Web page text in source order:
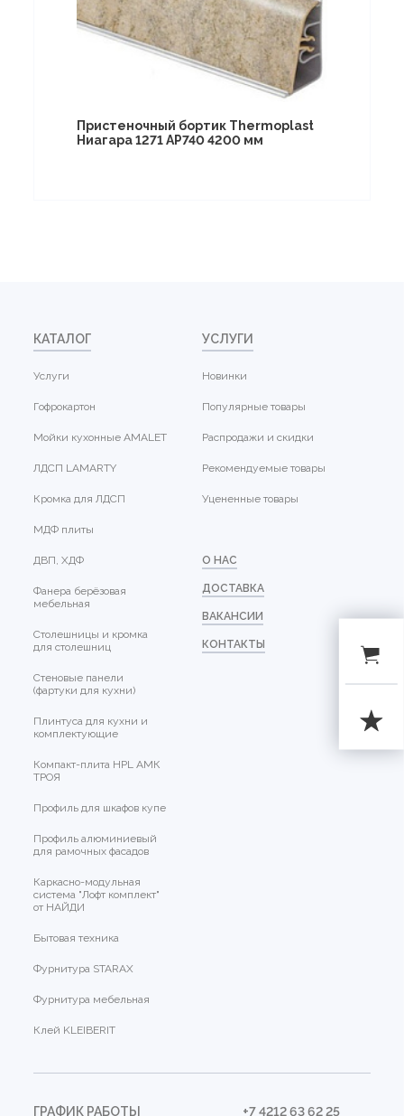
Пристеночный бортик Thermoplast
Ниагара 1271 AP740 4200 мм
КАТАЛОГ
Услуги
Гофрокартон
Мойки кухонные AMALET
ЛДСП LAMARTY
Кромка для ЛДСП
МДФ плиты
ДВП, ХДФ
Фанера берёзовая
мебельная
Столешницы и кромка
для столешниц
Стеновые панели
(фартуки для кухни)
Плинтуса для кухни и
комплектующие
Компакт-плита HPL АМК
ТРОЯ
Профиль для шкафов купе
Профиль алюминиевый
для рамочных фасадов
Каркасно-модульная
система "Лофт комплект"
от НАЙДИ
Бытовая техника
Фурнитура STARAX
Фурнитура мебельная
Клей KLEIBERIT
УСЛУГИ
Новинки
Популярные товары
Распродажи и скидки
Рекомендуемые товары
Уцененные товары
О НАС
ДОСТАВКА
ВАКАНСИИ
КОНТАКТЫ
ГРАФИК РАБОТЫ +7 4212 63 62 25